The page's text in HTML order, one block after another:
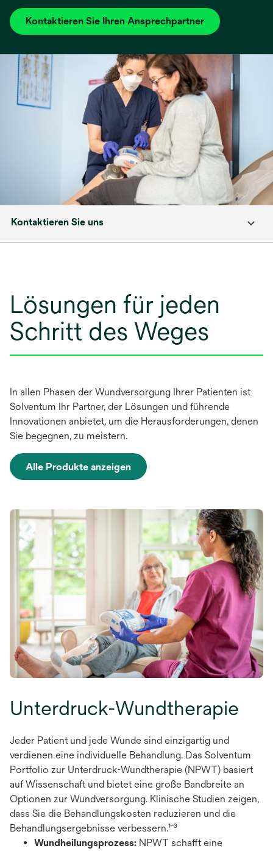
Kontaktieren Sie Ihren Ansprechpartner
Kontaktieren Sie uns
Lösungen für jeden
Schritt des Weges
In allen Phasen der Wundversorgung Ihrer Patienten ist
Solventum Ihr Partner, der Lösungen und führende
Innovationen anbietet, um die Herausforderungen, denen
Sie begegnen, zu meistern.
Alle Produkte anzeigen
Unterdruck-Wundtherapie
Jeder Patient und jede Wunde sind einzigartig und
verdienen eine individuelle Behandlung. Das Solventum
Portfolio zur Unterdruck-Wundtherapie (NPWT) basiert
auf Wissenschaft und bietet eine große Bandbreite an
Optionen zur Wundversorgung. Klinische Studien zeigen,
dass Sie die Behandlungskosten reduzieren und die
Behandlungsergebnisse verbessern.¹⁻³
Wundheilungsprozess: NPWT schafft eine